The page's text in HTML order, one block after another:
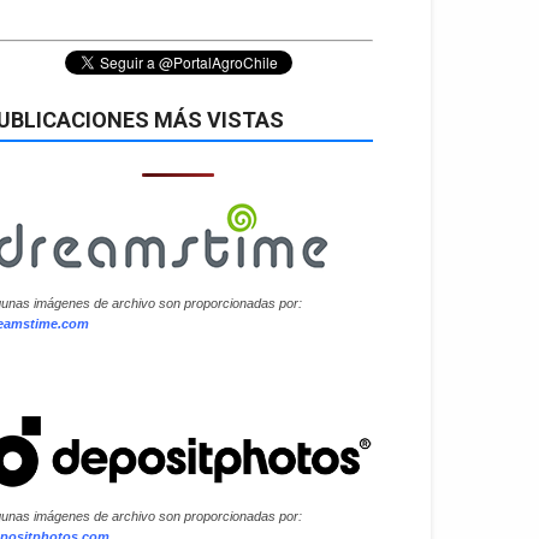
MÁS VISTAS
imágenes de archivo son proporcionadas por:
imágenes de archivo son proporcionadas por: